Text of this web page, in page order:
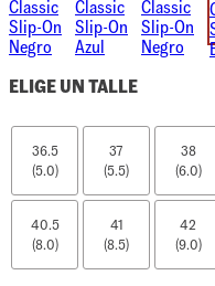
ELIGE UN TALLE
36.5
(5.0)
37
(5.5)
38
(6.0)
40.5
(8.0)
41
(8.5)
42
(9.0)